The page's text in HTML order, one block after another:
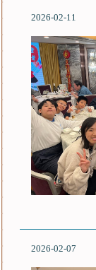
2026-02-11
2026-02-07